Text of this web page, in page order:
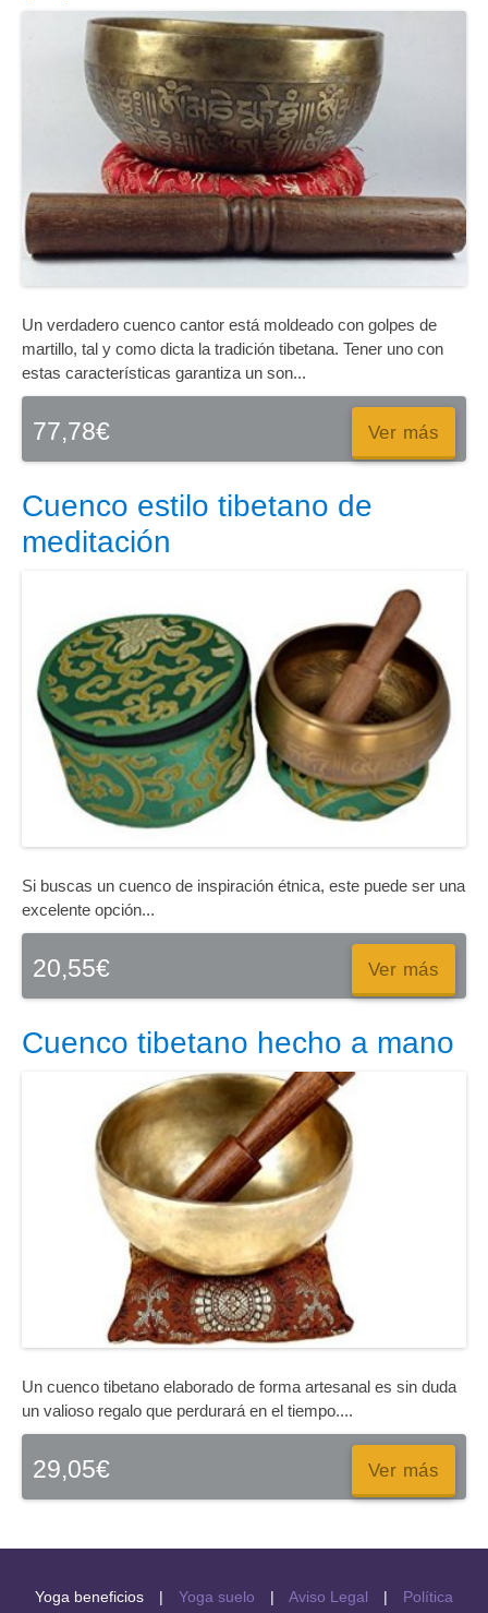
Un verdadero cuenco cantor está moldeado con golpes de
martillo, tal y como dicta la tradición tibetana. Tener uno con
estas características garantiza un son...
77,78€ Ver más
Cuenco estilo tibetano de
meditación
Si buscas un cuenco de inspiración étnica, este puede ser una
excelente opción...
20,55€ Ver más
Cuenco tibetano hecho a mano
Un cuenco tibetano elaborado de forma artesanal es sin duda
un valioso regalo que perdurará en el tiempo....
29,05€ Ver más
Yoga beneficios | Yoga suelo | Aviso Legal | Política